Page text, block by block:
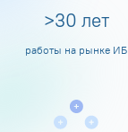
>30 лет
работы на рынке ИБ